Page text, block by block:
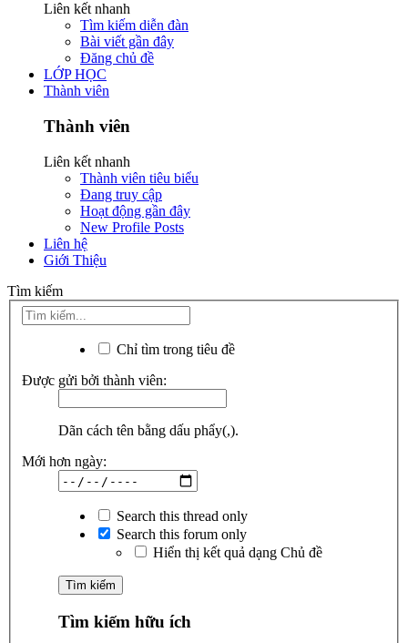
Liên kết nhanh
Tìm kiếm diễn đàn
Bài viết gần đây
Đăng chủ đề
LỚP HỌC
Thành viên
Thành viên
Liên kết nhanh
Thành viên tiêu biểu
Đang truy cập
Hoạt động gần đây
New Profile Posts
Liên hệ
Giới Thiệu
Tìm kiếm
Chỉ tìm trong tiêu đề
Được gửi bởi thành viên:
Dãn cách tên bằng dấu phẩy(,).
Mới hơn ngày:
Search this thread only
Search this forum only
Hiển thị kết quả dạng Chủ đề
Tìm kiếm hữu ích